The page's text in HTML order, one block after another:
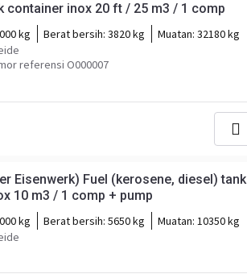
container inox 20 ft / 25 m3 / 1 comp
kg Berat bersih: 3820 kg Muatan: 32180 kg
referensi O000007
Eisenwerk) Fuel (kerosene, diesel) tank
10 m3 / 1 comp + pump
kg Berat bersih: 5650 kg Muatan: 10350 kg